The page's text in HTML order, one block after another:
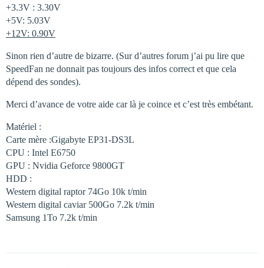
+3.3V : 3.30V
+5V: 5.03V
+12V: 0.90V
Sinon rien d’autre de bizarre. (Sur d’autres forum j’ai pu lire que
SpeedFan ne donnait pas toujours des infos correct et que cela
dépend des sondes).
Merci d’avance de votre aide car là je coince et c’est très embétant.
Matériel :
Carte mère :Gigabyte EP31-DS3L
CPU : Intel E6750
GPU : Nvidia Geforce 9800GT
HDD :
Western digital raptor 74Go 10k t/min
Western digital caviar 500Go 7.2k t/min
Samsung 1To 7.2k t/min